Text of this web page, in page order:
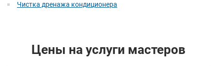
Чистка дренажа кондиционера
Цены на услуги мастеров